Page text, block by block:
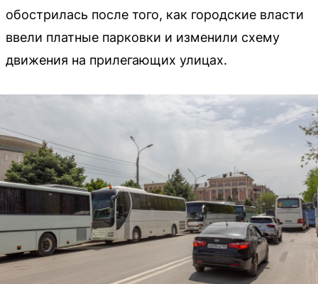
обострилась после того, как городские власти
ввели платные парковки и изменили схему
движения на прилегающих улицах.